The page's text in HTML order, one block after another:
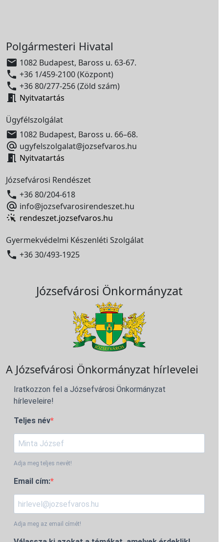
Polgármesteri Hivatal
 1082 Budapest, Baross u. 63-67.
 +36 1/459-2100 (Központ)
 +36 80/277-256 (Zöld szám)
 Nyitvatartás
Ügyfélszolgálat
 1082 Budapest, Baross u. 66–68.
 ugyfelszolgalat@jozsefvaros.hu
 Nyitvatartás
Józsefvárosi Rendészet
 +36 80/204-618
 info@jozsefvarosirendeszet.hu
rendeszet.jozsefvaros.hu
Gyermekvédelmi Készenléti Szolgálat
 +36 30/493-1925
Józsefvárosi Önkormányzat
A Józsefvárosi Önkormányzat hírlevelei
Iratkozzon fel a Józsefvárosi Önkormányzat
hírleveleire!
Teljes név
Adja meg teljes nevét!
Email cím:
Adja meg az email címét!